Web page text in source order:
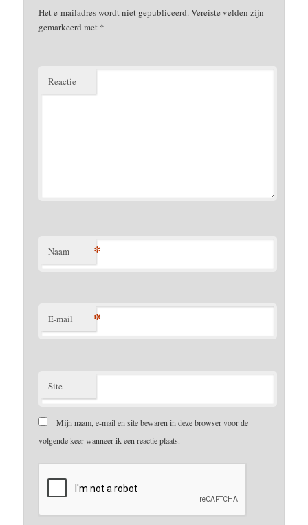
Het e-mailadres wordt niet gepubliceerd.Vereiste velden zijn
gemarkeerd met *
Reactie
Naam *
E-mail *
Site
Mijn naam, e-mail en site bewaren in deze browser voor de
volgende keer wanneer ik een reactie plaats.